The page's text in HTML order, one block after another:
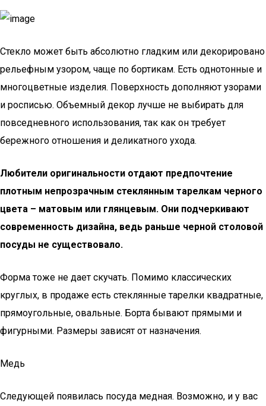
Стекло может быть абсолютно гладким или декорировано
рельефным узором, чаще по бортикам. Есть однотонные и
многоцветные изделия. Поверхность дополняют узорами
и росписью. Объемный декор лучше не выбирать для
повседневного использования, так как он требует
бережного отношения и деликатного ухода.
Любители оригинальности отдают предпочтение
плотным непрозрачным стеклянным тарелкам черного
цвета – матовым или глянцевым. Они подчеркивают
современность дизайна, ведь раньше черной столовой
посуды не существовало.
Форма тоже не дает скучать. Помимо классических
круглых, в продаже есть стеклянные тарелки квадратные,
прямоугольные, овальные. Борта бывают прямыми и
фигурными. Размеры зависят от назначения.
Медь
Следующей появилась посуда медная. Возможно, и у вас